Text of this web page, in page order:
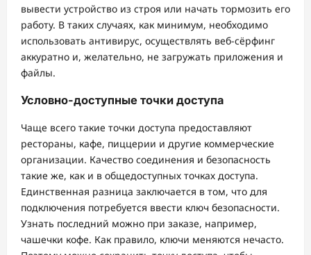
вывести устройство из строя или начать тормозить его
работу. В таких случаях, как минимум, необходимо
использовать антивирус, осуществлять веб-сёрфинг
аккуратно и, желательно, не загружать приложения и
файлы.
Условно-доступные точки доступа
Чаще всего такие точки доступа предоставляют
рестораны, кафе, пиццерии и другие коммерческие
организации. Качество соединения и безопасность
такие же, как и в общедоступных точках доступа.
Единственная разница заключается в том, что для
подключения потребуется ввести ключ безопасности.
Узнать последний можно при заказе, например,
чашечки кофе. Как правило, ключи меняются нечасто.